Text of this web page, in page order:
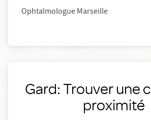
Ophtalmologue Marseille
Gard: Trouver une
proximité